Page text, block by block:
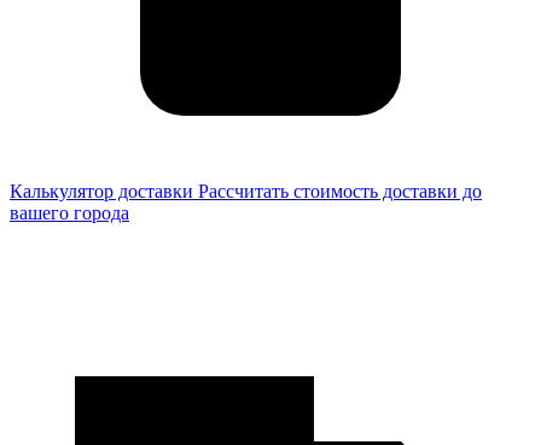
Калькулятор доставки Рассчитать стоимость доставки до
вашего города